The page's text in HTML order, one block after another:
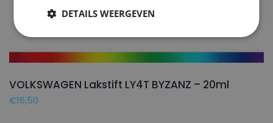
VOLKSWAGEN Lakstift LY4T BYZANZ – 20ml
€16,50
DETAILS WEERGEVEN